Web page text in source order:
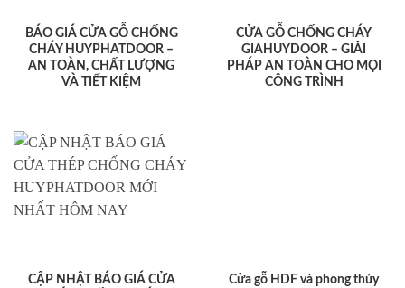
BÁO GIÁ CỬA GỖ CHỐNG
CHÁY HUYPHATDOOR –
AN TOÀN, CHẤT LƯỢNG
VÀ TIẾT KIỆM
CỬA GỖ CHỐNG CHÁY
GIAHUYDOOR – GIẢI
PHÁP AN TOÀN CHO MỌI
CÔNG TRÌNH
CẬP NHẬT BÁO GIÁ CỬA
Cửa gỗ HDF và phong thủy